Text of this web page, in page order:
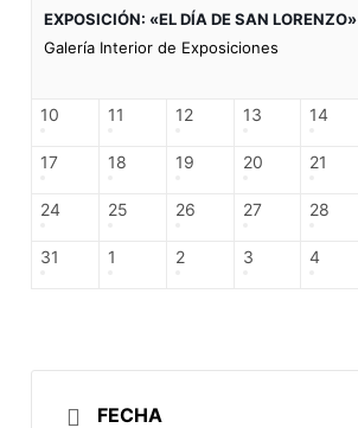
EXPOSICIÓN: «EL DÍA DE SAN LORENZO»
Galería Interior de Exposiciones
10 11 12 13 14
17 18 19 20 21
24 25 26 27 28
31 1 2 3 4
FECHA